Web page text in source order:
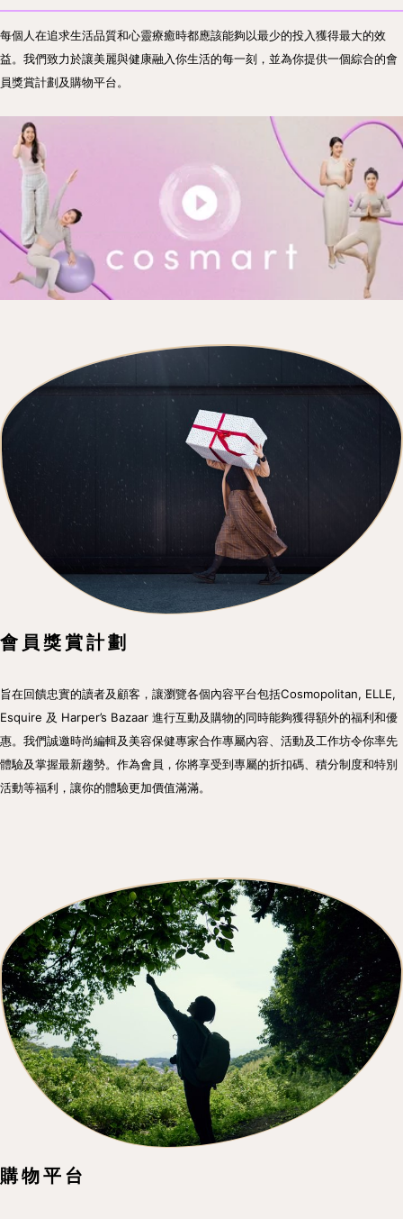
每個人在追求生活品質和心靈療癒時都應該能夠以最少的投入獲得最大的效
益。我們致力於讓美麗與健康融入你生活的每一刻，並為你提供一個綜合的會
員獎賞計劃及購物平台。
會員獎賞計劃
旨在回饋忠實的讀者及顧客，讓瀏覽各個內容平台包括Cosmopolitan, ELLE,
Esquire 及 Harper’s Bazaar 進行互動及購物的同時能夠獲得額外的福利和優
惠。我們誠邀時尚編輯及美容保健專家合作專屬內容、活動及工作坊令你率先
體驗及掌握最新趨勢。作為會員，你將享受到專屬的折扣碼、積分制度和特別
活動等福利，讓你的體驗更加價值滿滿。
購物平台